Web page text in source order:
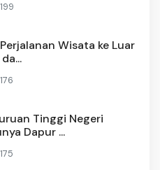
199
Wisata ke Luar
176
Tinggi Negeri
Dapur ...
175